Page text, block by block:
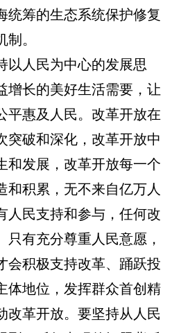
统筹的生态系统保护修复
。
人民为中心的发展思
增长的美好生活需要，让
平惠及人民。改革开放在
突破和深化，改革开放中
和发展，改革开放每一个
和积累，无不来自亿万人
人民支持和参与，任何改
有充分尊重人民意愿，
会积极支持改革、踊跃投
体地位，发挥群众首创精
改革开放。要坚持从人民